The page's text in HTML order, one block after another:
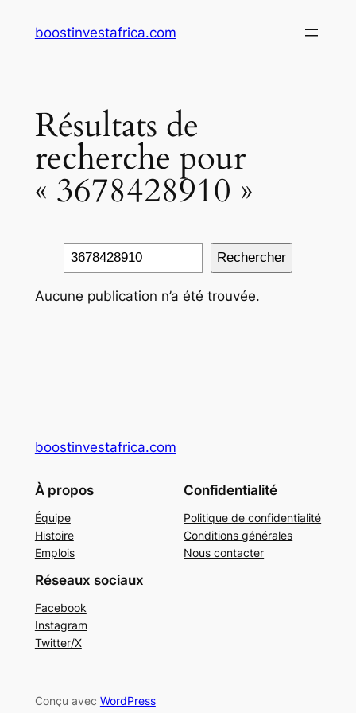
boostinvestafrica.com
Résultats de
recherche pour
« 3678428910 »
Rechercher Rechercher
Aucune publication n’a été trouvée.
boostinvestafrica.com
À propos
Équipe
Histoire
Emplois
Confidentialité
Politique de confidentialité
Conditions générales
Nous contacter
Réseaux sociaux
Facebook
Instagram
Twitter/X
Conçu avec WordPress